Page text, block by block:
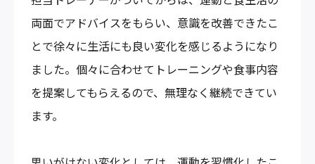
両面でアドバイスをもらい、意識を改善できたこ
とで徐々に生活にも良い変化を感じるようになり
ました。個々に合わせてトレーニングや食事内容
を提案してもらえるので、無理なく継続できてい
ます。